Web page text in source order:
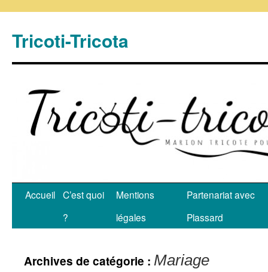
Tricoti-Tricota
Accueil C’est quoi
?
Mentions
légales
Partenariat avec
Plassard
Archives de catégorie : Mariage